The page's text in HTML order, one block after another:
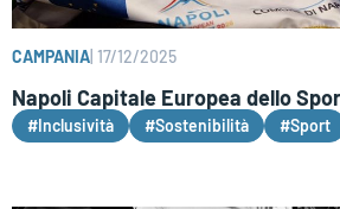
CAMPANIA 17/12/2025
Napoli Capitale Europea dello
#Inclusività #Sostenibilità #Sport